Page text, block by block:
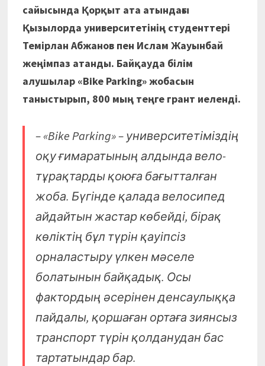
сайысында Қорқыт ата атындағы
Қызылорда университетінің студенттері
Темірлан Абжанов пен Ислам Жауынбай
жеңімпаз атанды. Байқауда білім
алушылар «Bike Parking» жобасын
таныстырып, 800 мың теңге грант иеленді.
– «Bike Parking» – университетіміздің
оқу ғимаратының алдында вело-
тұрақтарды қоюға бағытталған
жоба. Бүгінде қалада велосипед
айдайтын жастар көбейді, бірақ
көліктің бұл түрін қауіпсіз
орналастыру үлкен мәселе
болатынын байқадық. Осы
фактордың әсерінен денсаулыққа
пайдалы, қоршаған ортаға зиянсыз
транспорт түрін қолданудан бас
тартатындар бар.